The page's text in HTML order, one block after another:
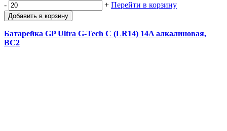
- + Перейти в корзину
Добавить в корзину
Батарейка GP Ultra G-Tech C (LR14) 14A алкалиновая,
BC2